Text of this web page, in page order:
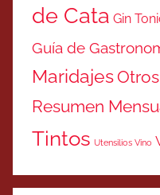
de Cata Gin
Guía de
MaridajesOtros
Resumen
Tintos Utensilios Vino